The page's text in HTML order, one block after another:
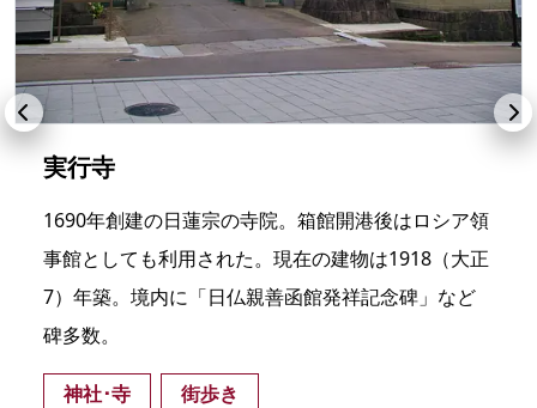
実行寺
1690年創建の日蓮宗の寺院。箱館開港後はロシア領
事館としても利用された。現在の建物は1918（大正
7）年築。境内に「日仏親善函館発祥記念碑」など
碑多数。
神社･寺
街歩き